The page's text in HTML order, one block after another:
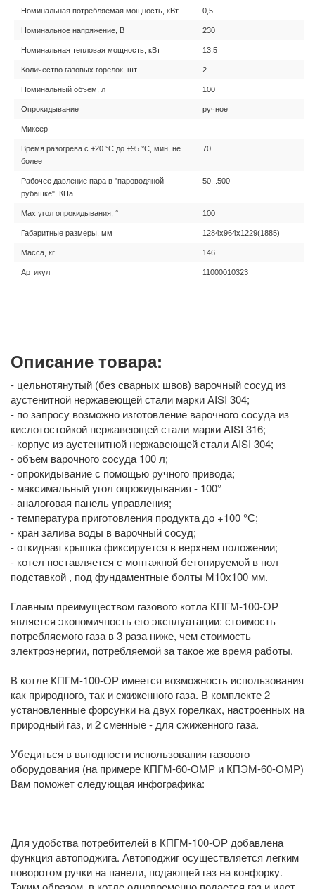
Номинальная потребляемая мощность, кВт 0,5
Номинальное напряжение, В 230
Номинальная тепловая мощность, кВт 13,5
Количество газовых горелок, шт. 2
Номинальный объем, л 100
Опрокидывание ручное
Миксер -
Время разогрева с +20 °C до +95 °C, мин, не
более
70
Рабочее давление пара в "пароводяной
рубашке", КПа
50...500
Max угол опрокидывания, ° 100
Габаритные размеры, мм 1284х964х1229(1885)
Масса, кг 146
Артикул 11000010323
Описание товара:
- цельнотянутый (без сварных швов) варочный сосуд из
аустенитной нержавеющей стали марки AISI 304;
- по запросу возможно изготовление варочного сосуда из
кислотостойкой нержавеющей стали марки AISI 316;
- корпус из аустенитной нержавеющей стали AISI 304;
- объем варочного сосуда 100 л;
- опрокидывание с помощью ручного привода;
- максимальный угол опрокидывания - 100°
- аналоговая панель управления;
- температура приготовления продукта до +100 °С;
- кран залива воды в варочный сосуд;
- откидная крышка фиксируется в верхнем положении;
- котел поставляется с монтажной бетонируемой в пол
подставкой , под фундаментные болты М10х100 мм.
Главным преимуществом газового котла КПГМ-100-ОР
является экономичность его эксплуатации: стоимость
потребляемого газа в 3 раза ниже, чем стоимость
электроэнергии, потребляемой за такое же время работы.
В котле КПГМ-100-ОР имеется возможность использования
как природного, так и сжиженного газа. В комплекте 2
установленные форсунки на двух горелках, настроенных на
природный газ, и 2 сменные - для сжиженного газа.
Убедиться в выгодности использования газового
оборудования (на примере КПГМ-60-ОМР и КПЭМ-60-ОМР)
Вам поможет следующая инфографика:
Для удобства потребителей в КПГМ-100-ОР добавлена
функция автоподжига. Автоподжиг осуществляется легким
поворотом ручки на панели, подающей газ на конфорку.